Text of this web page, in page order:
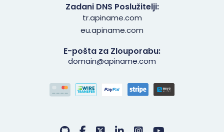
Zadani DNS Poslužitelji:
tr.apiname.com
eu.apiname.com
E-pošta za Zlouporabu:
domain@apiname.com